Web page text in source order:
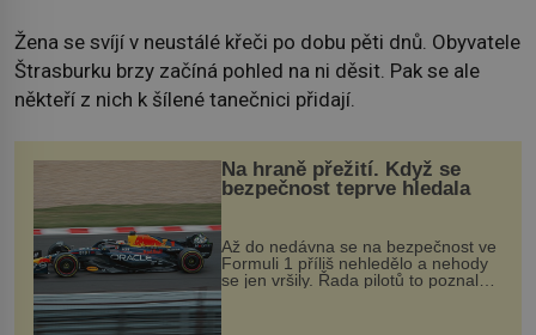
Žena se svíjí v neustálé křeči po dobu pěti dnů. Obyvatele
Štrasburku brzy začíná pohled na ni děsit. Pak se ale
někteří z nich k šílené tanečnici přidají.
Na hraně přežití. Když se
bezpečnost teprve hledala
Až do nedávna se na bezpečnost ve
Formuli 1 příliš nehledělo a nehody
se jen vršily. Řada pilotů to poznala
na vlastní kůži, často s trvalými
následky nebo bohužel i ztrátou
života. Dnes nepochopiteln...